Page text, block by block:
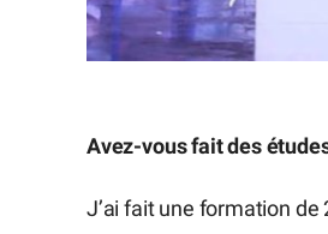
Avez-vous fait des
J’ai fait une formation de